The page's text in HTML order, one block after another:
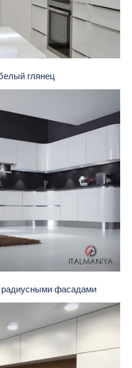
глянец
фасадами